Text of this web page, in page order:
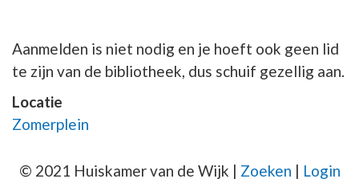
Aanmelden is niet nodig en je hoeft ook geen lid
te zijn van de bibliotheek, dus schuif gezellig aan.
Locatie
Zomerplein
© 2021 Huiskamer van de Wijk | Zoeken | Login